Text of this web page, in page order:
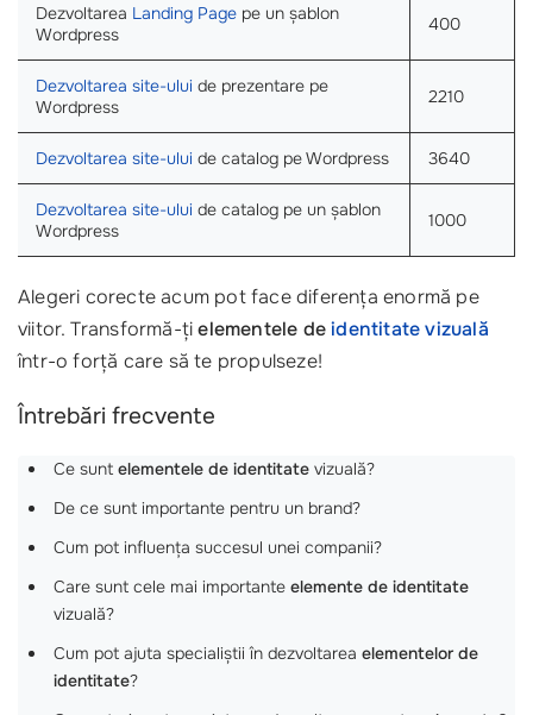
Dezvoltarea Landing Page pe un șablon
Wordpress
400
Dezvoltarea site-ului de prezentare pe
Wordpress
2210
Dezvoltarea site-ului de catalog pe Wordpress 3640
Dezvoltarea site-ului de catalog pe un șablon
Wordpress
1000
Alegeri corecte acum pot face diferența enormă pe
viitor. Transformă-țielementele deidentitate vizuală
într-o forță care să te propulseze!
Întrebări frecvente
Ce sunt elementele de identitate vizuală?
De ce sunt importante pentru un brand?
Cum pot influența succesul unei companii?
Care sunt cele mai importante elemente de identitate
vizuală?
Cum pot ajuta specialiștii în dezvoltarea elementelor de
identitate?